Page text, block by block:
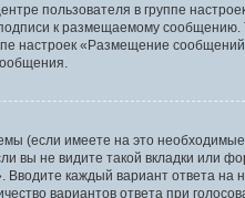
пользователя в группе
к размещаемому сообщению.
настроек «Размещение
(если имеете на это
вы не видите такой вкладки или
каждый вариант ответа на
вариантов ответа при